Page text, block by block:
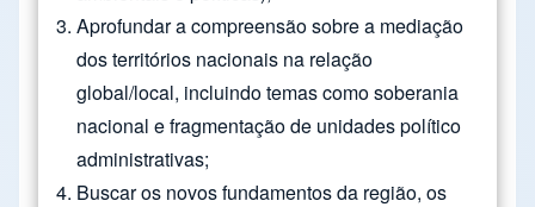
Aprofundar a compreensão sobre a mediação
dos territórios nacionais na relação
global/local, incluindo temas como soberania
nacional e fragmentação de unidades político
administrativas;
Buscar os novos fundamentos da região, os